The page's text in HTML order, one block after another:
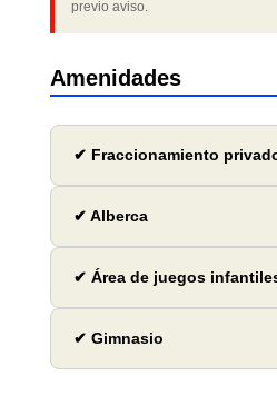
previo aviso.
Amenidades
✔ Fraccionamiento
✔ Alberca
✔ Área de juegos
✔ Gimnasio